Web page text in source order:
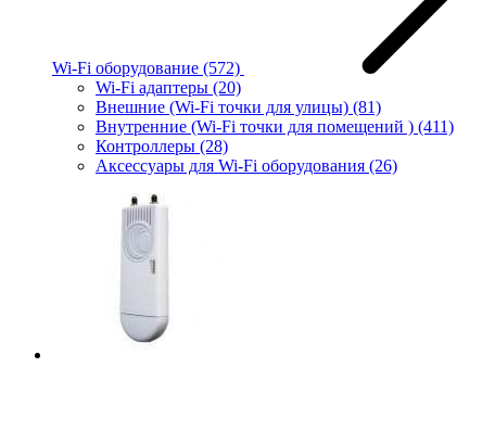
Wi-Fi оборудование (572)
Wi-Fi адаптеры (20)
Внешние (Wi-Fi точки для улицы) (81)
Внутренние (Wi-Fi точки для помещений ) (411)
Контроллеры (28)
Аксессуары для Wi-Fi оборудования (26)